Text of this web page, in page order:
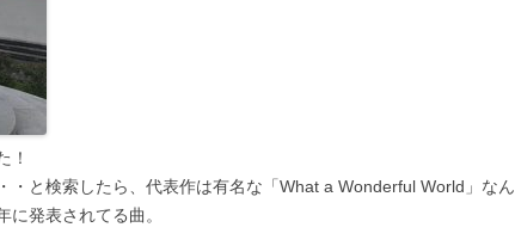
！
・と検索したら、代表作は有名な「What a Wonderful World」なん
に発表されてる曲。